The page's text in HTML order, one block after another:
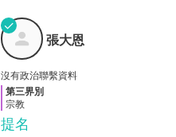
張大
恩
✓
提名
張大恩
沒有政治聯繫資料
第三界別
宗教